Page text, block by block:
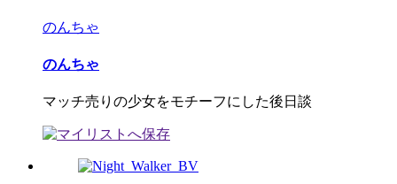
のんちゃ
のんちゃ
マッチ売りの少女をモチーフにした後日談